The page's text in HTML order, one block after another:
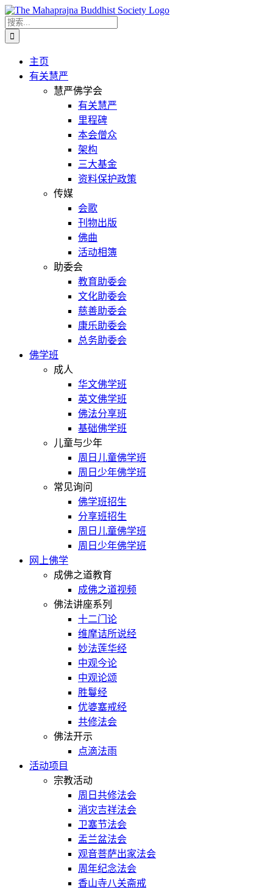
Skip
to
content
搜
索...
主页
有关慧严
慧严佛学会
有关慧严
里程碑
本会僧众
架构
三大基金
资料保护政策
传媒
会歌
刊物出版
佛曲
活动相簿
助委会
教育助委会
文化助委会
慈善助委会
康乐助委会
总务助委会
佛学班
成人
华文佛学班
英文佛学班
佛法分享班
基础佛学班
儿童与少年
周日儿童佛学班
周日少年佛学班
常见询问
佛学班招生
分享班招生
周日儿童佛学班
周日少年佛学班
网上佛学
成佛之道教育
成佛之道视频
佛法讲座系列
十二门论
维摩诘所说经
妙法莲华经
中观今论
中观论颂
胜鬘经
优婆塞戒经
共修法会
佛法开示
点滴法雨
活动项目
宗教活动
周日共修法会
消灾吉祥法会
卫塞节法会
盂兰盆法会
观音菩萨出家法会
周年纪念法会
香山寺八关斋戒